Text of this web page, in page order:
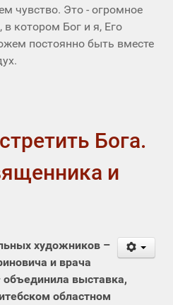
чувство. Это - огромное
в котором Бог и я, Его
постоянно быть вместе
Бога.
и
художников –
и врача
выставка,
областном